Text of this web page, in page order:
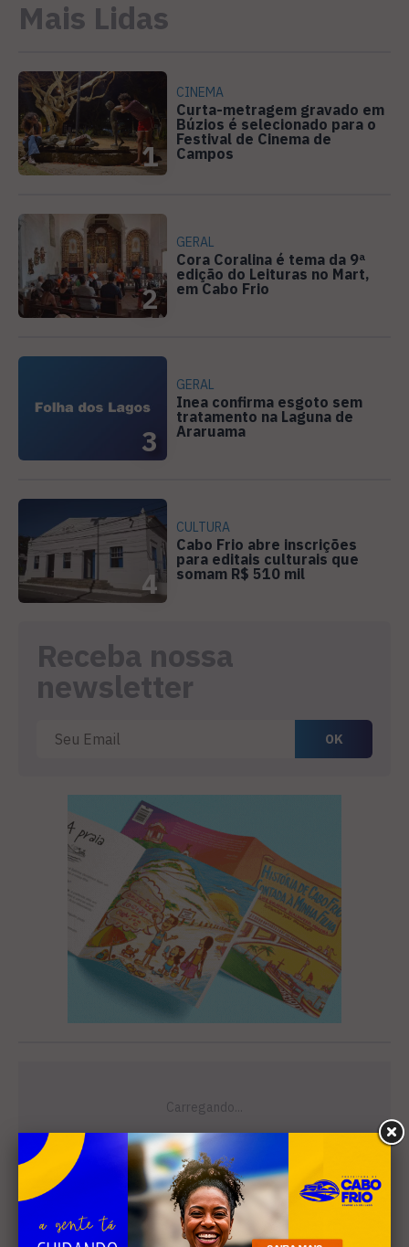
Mais Lidas
1
CINEMA
Curta-metragem gravado em
Búzios é selecionado para o
Festival de Cinema de
Campos
2
GERAL
Cora Coralina é tema da 9ª
edição do Leituras no Mart,
em Cabo Frio
3
GERAL
Inea confirma esgoto sem
tratamento na Laguna de
Araruama
4
CULTURA
Cabo Frio abre inscrições
para editais culturais que
somam R$ 510 mil
Receba nossa
newsletter
Leia Também